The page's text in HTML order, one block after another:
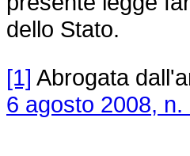
dello Stato.
[1] Abrogata
6 agosto 2008, n.